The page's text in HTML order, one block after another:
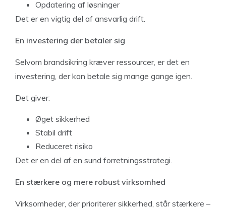
Opdatering af løsninger
Det er en vigtig del af ansvarlig drift.
En investering der betaler sig
Selvom brandsikring kræver ressourcer, er det en
investering, der kan betale sig mange gange igen.
Det giver:
Øget sikkerhed
Stabil drift
Reduceret risiko
Det er en del af en sund forretningsstrategi.
En stærkere og mere robust virksomhed
Virksomheder, der prioriterer sikkerhed, står stærkere –